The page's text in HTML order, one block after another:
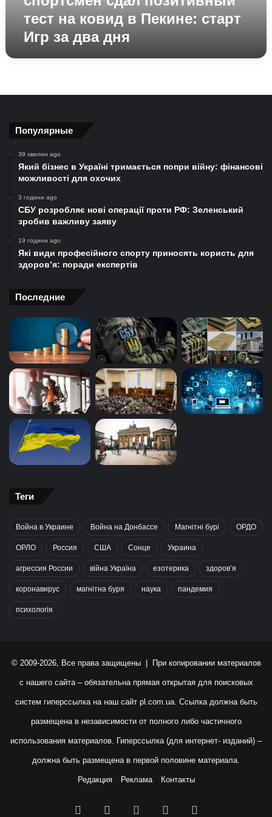
дня
тест на ковид в Пекине: старт
Игр за два дня
Популярные
39 хвилин ago
Який бізнес в Україні тримається попри війну: фінансові
можливості для охочих
3 години ago
СБУ розробляє нові операції проти РФ: Зеленський
зробив важливу заяву
19 години ago
Які види професійного спорту приносять користь для
здоров’я: поради експертів
Последние
Теги
Война в Украине Война на Донбассе Магнітні бурі ОРДО
ОРЛО Россия США Сонце Украина
агрессия России війна Україна езотерика здоров’я
коронавирус магнітна буря наука пандемия
психологія
© 2009-2026, Все права защищены | При копировании материалов
с нашего сайта – обязательна прямая открытая для поисковых
систем гиперссылка на наш сайт pl.com.ua. Ссылка должна быть
размещена в независимости от полного либо частичного
использования материалов. Гиперссылка (для интернет- изданий) –
должна быть размещена в первой половине материала.
Редакция Реклама Контакты
Facebook YouTubeInstagram